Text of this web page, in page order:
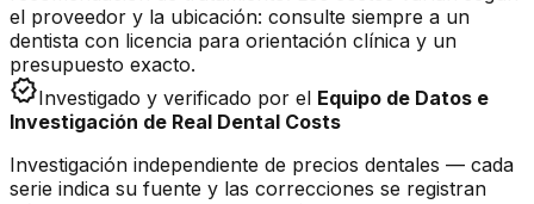
el proveedor y la ubicación: consulte siempre a un
dentista con licencia para orientación clínica y un
presupuesto exacto.
verifiedInvestigado y verificado por el Equipo de Datos e
Investigación de Real Dental Costs
Investigación independiente de precios dentales — cada
serie indica su fuente y las correcciones se registran